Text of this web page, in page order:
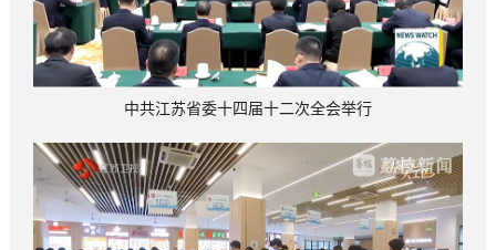
中共江苏省委十四届十二次全会举行